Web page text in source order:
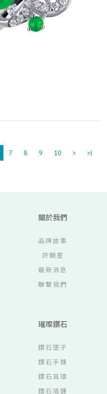
7 8 9 10 > >|
關於我們
品牌故事
許願星
最新消息
聯繫我們
璀璨鑽石
鑽石墜子
鑽石手鍊
鑽石耳環
鑽石項鍊